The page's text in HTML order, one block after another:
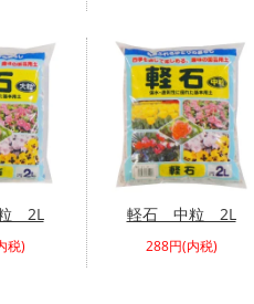
2L
税)
軽石 中粒 2L
288円(内税)